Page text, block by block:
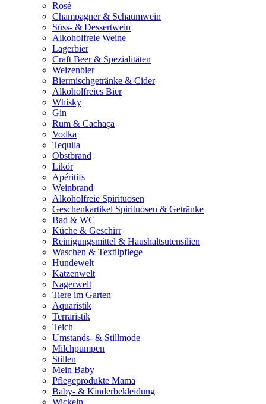
Rosé
Champagner & Schaumwein
Süss- & Dessertwein
Alkoholfreie Weine
Lagerbier
Craft Beer & Spezialitäten
Weizenbier
Biermischgetränke & Cider
Alkoholfreies Bier
Whisky
Gin
Rum & Cachaça
Vodka
Tequila
Obstbrand
Likör
Apéritifs
Weinbrand
Alkoholfreie Spirituosen
Geschenkartikel Spirituosen & Getränke
Bad & WC
Küche & Geschirr
Reinigungsmittel & Haushaltsutensilien
Waschen & Textilpflege
Hundewelt
Katzenwelt
Nagerwelt
Tiere im Garten
Aquaristik
Terraristik
Teich
Umstands- & Stillmode
Milchpumpen
Stillen
Mein Baby
Pflegeprodukte Mama
Baby- & Kinderbekleidung
Wickeln